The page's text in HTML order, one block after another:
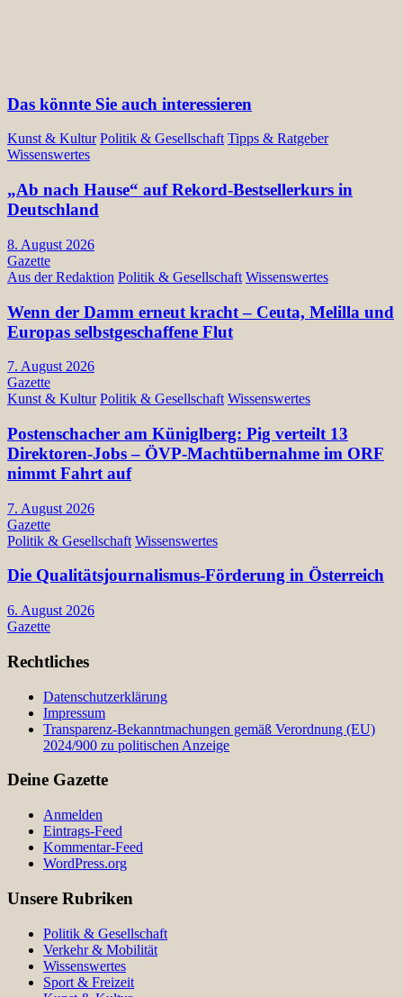
Das könnte Sie auch interessieren
Kunst & Kultur Politik & Gesellschaft Tipps & Ratgeber
Wissenswertes
„Ab nach Hause“ auf Rekord-Bestsellerkurs in
Deutschland
8. August 2026
Gazette
Aus der Redaktion Politik & Gesellschaft Wissenswertes
Wenn der Damm erneut kracht – Ceuta, Melilla und
Europas selbstgeschaffene Flut
7. August 2026
Gazette
Kunst & Kultur Politik & Gesellschaft Wissenswertes
Postenschacher am Küniglberg: Pig verteilt 13
Direktoren-Jobs – ÖVP-Machtübernahme im ORF
nimmt Fahrt auf
7. August 2026
Gazette
Politik & Gesellschaft Wissenswertes
Die Qualitätsjournalismus-Förderung in Österreich
6. August 2026
Gazette
Rechtliches
Datenschutzerklärung
Impressum
Transparenz-Bekanntmachungen gemäß Verordnung (EU)
2024/900 zu politischen Anzeige
Deine Gazette
Anmelden
Eintrags-Feed
Kommentar-Feed
WordPress.org
Unsere Rubriken
Politik & Gesellschaft
Verkehr & Mobilität
Wissenswertes
Sport & Freizeit